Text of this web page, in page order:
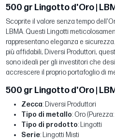
500 gr Lingotto d'Oro |
Scoprite il valore senza tempo
LBMA. Questi Lingotti
rappresentano eleganza e
più affidabili, Diversi Produttori,
sono ideali per gli investitori che
accrescere il proprio portafoglio di
500 gr Lingotto d'Oro |
Zecca: Diversi Produttori
Tipo di metallo: Oro (Purezza:
Tipo di prodotto: Lingotti
Serie: Lingotti Misti